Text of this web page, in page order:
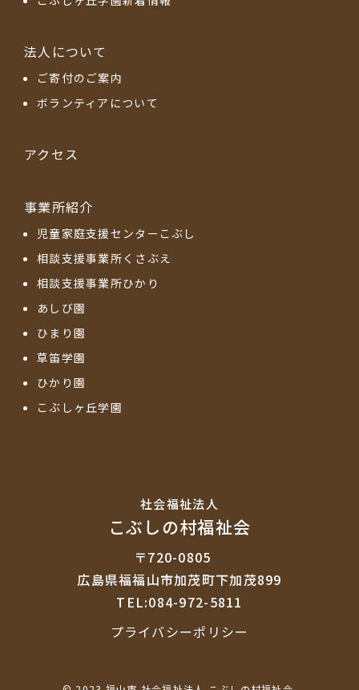
法人について
ご寄付のご案内
ボランティアについて
アクセス
事業所紹介
児童家庭支援センターこぶし
相談支援事業所くさぶえ
相談支援事業所ひかり
あしび園
ひまり園
草笛学園
ひかり園
こぶしヶ丘学園
社会福祉法⼈
こぶしの村福祉会
〒720-0805
広島県福福山市加茂町下加茂899
TEL:084-972-5811
プライバシーポリシー